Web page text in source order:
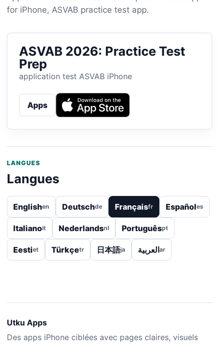
for iPhone, ASVAB practice test app.
ASVAB 2026: Practice Test
Prep
application test ASVAB iPhone
Apps
LANGUES
Langues
Englishen Deutschde Françaisfr Españoles
Italianoit Nederlandsnl Portuguêspt
Eestiet Türkçetr 日本語ja العربيةar
Utku Apps
Des apps iPhone ciblées avec pages claires, visuels